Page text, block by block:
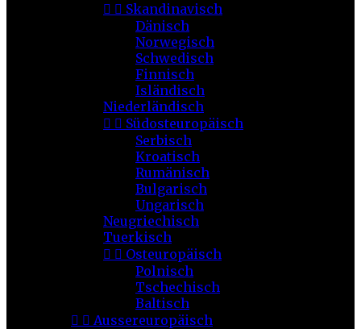
  Skandinavisch
Dänisch
Norwegisch
Schwedisch
Finnisch
Isländisch
Niederländisch
  Südosteuropäisch
Serbisch
Kroatisch
Rumänisch
Bulgarisch
Ungarisch
Neugriechisch
Tuerkisch
  Osteuropäisch
Polnisch
Tschechisch
Baltisch
  Aussereuropäisch